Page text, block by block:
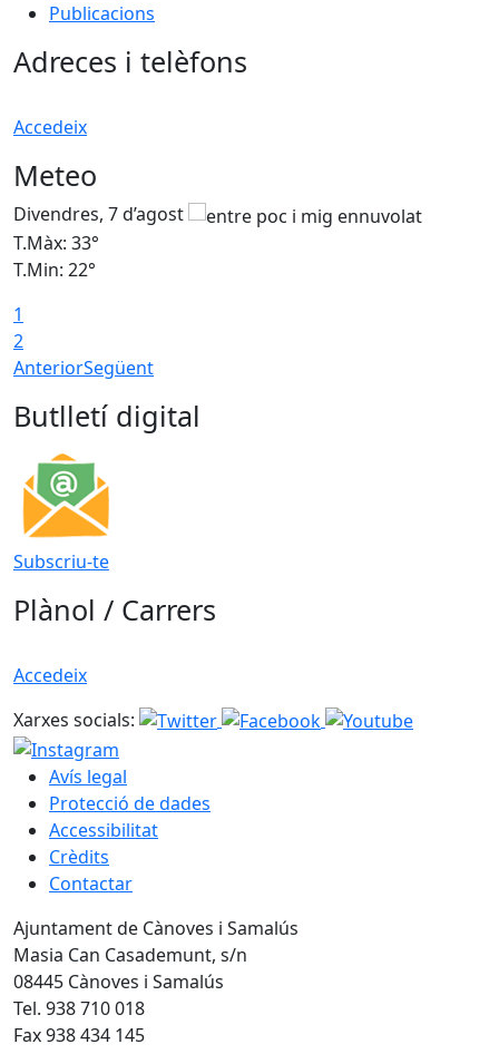
Publicacions
Adreces i telèfons
Accedeix
Meteo
Divendres, 7 d’agost
T.Màx: 33°
T.Min: 22°
1
2
AnteriorSegüent
Butlletí digital
Subscriu-te
Plànol / Carrers
Accedeix
Xarxes socials:
Avís legal
Protecció de dades
Accessibilitat
Crèdits
Contactar
Ajuntament de Cànoves i Samalús
Masia Can Casademunt, s/n
08445 Cànoves i Samalús
Tel. 938 710 018
Fax 938 434 145